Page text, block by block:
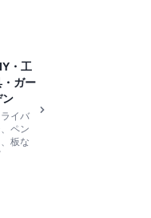
・工
・ガー
ン
ライバ
ペン
板な